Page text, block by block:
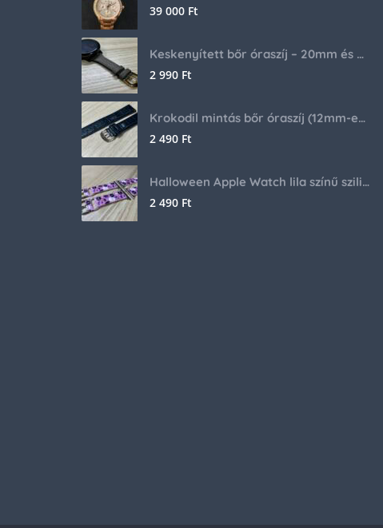
39 000 Ft
Keskenyített bőr óraszíj – 20mm és 22mm méretben
2 990 Ft
Krokodil mintás bőr óraszíj (12mm-es befogóval rendelkező órához)
2 490 Ft
Halloween Apple Watch lila színű szilikon óraszíj
2 490 Ft